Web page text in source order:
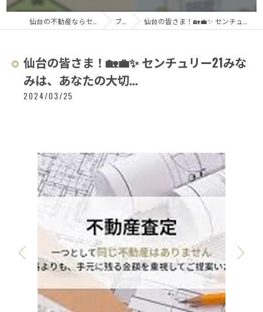
ブログ 仙台の皆さま！🏡💼✨ センチュリー21みなみは、あなたの大切...
仙台の皆さま！🏡💼✨ センチュリー21みな
みは、あなたの大切...
2024/03/25